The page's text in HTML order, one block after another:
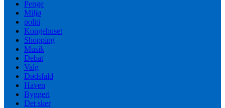
Penge
Miljø
politi
Kongehuset
Shopping
Musik
Debat
Valg
Dødsfald
Haven
Byggeri
Det sker